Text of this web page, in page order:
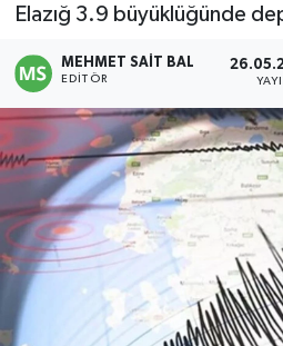
Elazığ 3.9 büyüklüğünde
MEHMET SAIT BAL
EDITÖR
Eğitim
Ekonomi
Genel
Güncel
Son Dakika Haberleri
Haber Arşivi